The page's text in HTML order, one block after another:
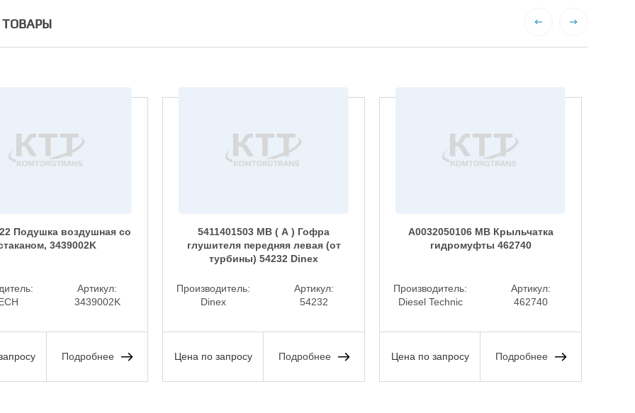
Подушка воздушная со
3439002K
Артикул:
3439002K
Подробнее
5411401503 MB ( А ) Гофра
глушителя передняя левая (от
турбины) 54232 Dinex
Производитель:
Dinex
Артикул:
54232
Цена по запросу Подробнее
A0032050106 MB Крыльчатка
гидромуфты 462740
Производитель:
Diesel Technic
Артикул:
462740
Цена по запросу Подробнее